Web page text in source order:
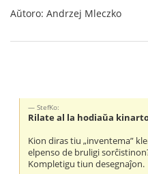
Aŭtoro: Andrzej Mleczko
StefKo:
Rilate al la hodiaŭa
Kion diras tiu „inventema”
elpenso de bruligi
Kompletigu tiun desegnaĵon.